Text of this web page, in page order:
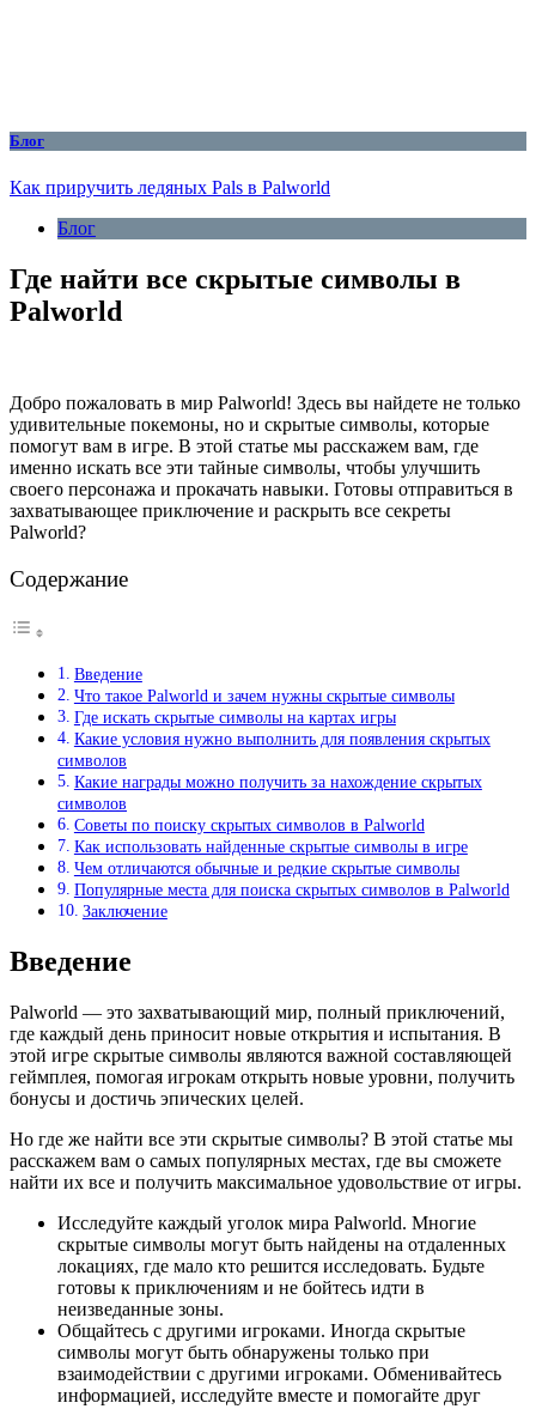
Блог
Как приручить ледяных Pals в Palworld
Блог
Где найти все скрытые символы в
Palworld
Добро пожаловать в мир Palworld! Здесь вы найдете не только
удивительные покемоны, но и скрытые символы, которые
помогут вам в игре. В этой статье мы расскажем вам, где
именно искать все эти тайные символы, чтобы улучшить
своего персонажа и прокачать навыки. Готовы отправиться в
захватывающее приключение и раскрыть все секреты
Palworld?
Содержание
Введение
Что такое Palworld и зачем нужны скрытые символы
Где искать скрытые символы на картах игры
Какие условия нужно выполнить для появления скрытых
символов
Какие награды можно получить за нахождение скрытых
символов
Советы по поиску скрытых символов в Palworld
Как использовать найденные скрытые символы в игре
Чем отличаются обычные и редкие скрытые символы
Популярные места для поиска скрытых символов в Palworld
Заключение
Введение
Palworld — это захватывающий мир, полный приключений,
где каждый день приносит новые открытия и испытания. В
этой игре скрытые символы являются важной составляющей
геймплея, помогая игрокам открыть новые уровни, получить
бонусы и достичь эпических целей.
Но где же найти все эти скрытые символы? В этой статье мы
расскажем вам о самых популярных местах, где вы сможете
найти их все и получить максимальное удовольствие от игры.
Исследуйте каждый уголок мира Palworld. Многие
скрытые символы могут быть найдены на отдаленных
локациях, где мало кто решится исследовать. Будьте
готовы к приключениям и не бойтесь идти в
неизведанные зоны.
Общайтесь с другими игроками. Иногда скрытые
символы могут быть обнаружены только при
взаимодействии с другими игроками. Обменивайтесь
информацией, исследуйте вместе и помогайте друг